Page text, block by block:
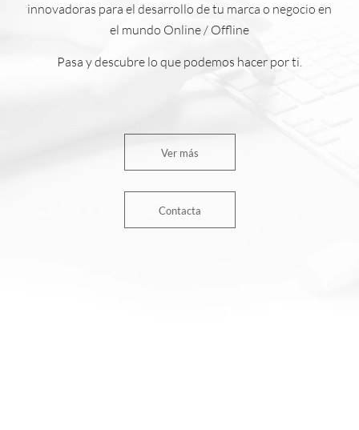
innovadoras para el desarrollo de tu marca o negocio en
el mundo Online / Offline
Pasa y descubre lo que podemos hacer por ti.
Ver más
Contacta